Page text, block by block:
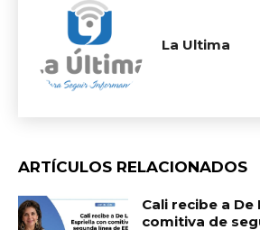
La Ultima
ARTÍCULOS RELACIONADOS
Cali recibe a De
comitiva de